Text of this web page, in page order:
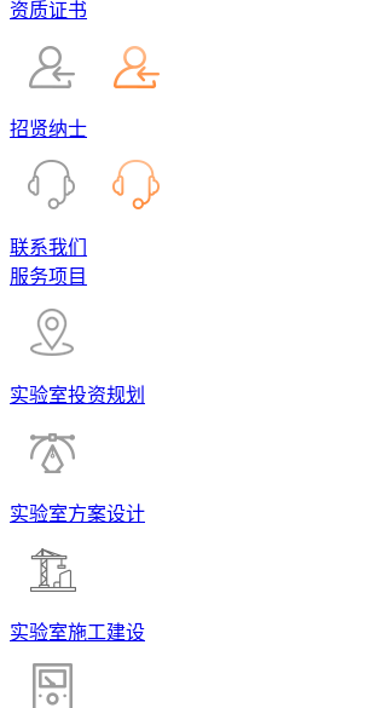
资质证书
招贤纳士
联系我们
服务项目
实验室投资规划
实验室方案设计
实验室施工建设